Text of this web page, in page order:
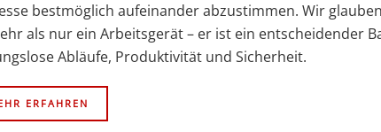
bestmöglich aufeinander abzustimmen. Wir
als nur ein Arbeitsgerät – er ist ein entscheidender
Abläufe, Produktivität und Sicherheit.
ERFAHREN